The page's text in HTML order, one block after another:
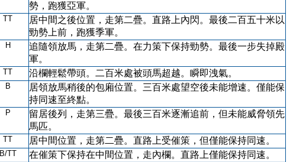
勢，跑獲亞軍。
TT
居中間之後位置，走第二疊。直路上內閃。最後二百五十米以
勁勢上前，跑獲季軍。
H
追隨領放馬，走第二疊。在力策下保持勁勢。最後一步失掉殿
軍。
TT 沿欄輕鬆帶頭。二百米處被頭馬超越。瞬即洩氣。
B
居領放馬稍後的包廂位置。三百米處望空後未能增速。僅能保
持同速至終點。
P
留居後列，走第三疊。最後三百米逐漸追前，但未能威脅領先
馬匹。
TT 居中間位置，走第二疊。直路上受催策，但僅能保持同速。
B/TT 在催策下保持在中間位置，走內欄。直路上僅能保持同速。